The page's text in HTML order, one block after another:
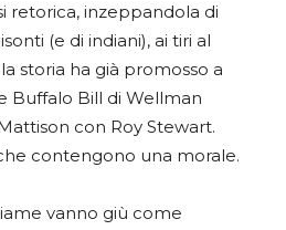
retorica, inzeppandola di
(e di indiani), ai tiri al
storia ha già promosso a
Buffalo Bill di Wellman
con Roy Stewart.
contengono una morale.
vanno giù come